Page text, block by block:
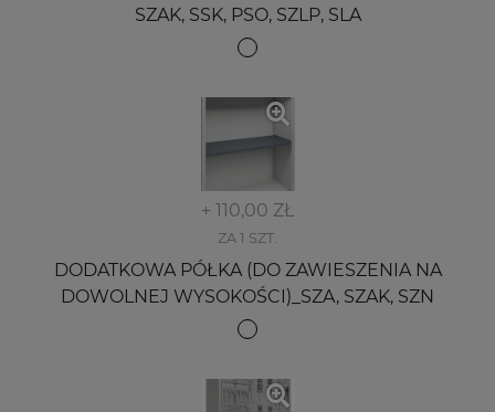
SZAK, SSK, PSO, SZLP, SLA
+ 110,00 ZŁ
ZA 1 SZT.
DODATKOWA PÓŁKA (DO ZAWIESZENIA NA
DOWOLNEJ WYSOKOŚCI)_SZA, SZAK, SZN